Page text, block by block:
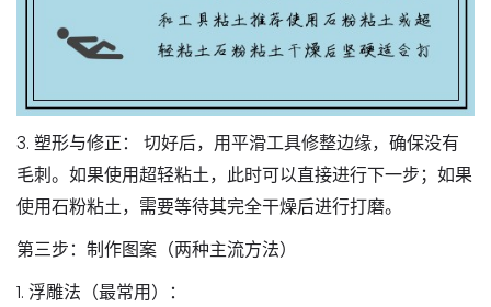
3. 塑形与修正：
切好后，用平滑工具修整边缘，确保没有
毛刺。如果使用超轻粘土，此时可以直接进行下一步；如果
使用石粉粘土，需要等待其完全干燥后进行打磨。
第三步：制作图案（两种主流方法）
1. 浮雕法（最常用）：